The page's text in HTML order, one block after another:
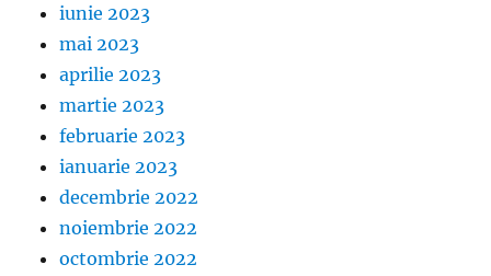
iunie 2023
mai 2023
aprilie 2023
martie 2023
februarie 2023
ianuarie 2023
decembrie 2022
noiembrie 2022
octombrie 2022